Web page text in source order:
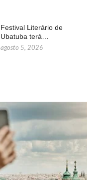
Festival Literário de
Ubatuba terá…
agosto 5, 2026